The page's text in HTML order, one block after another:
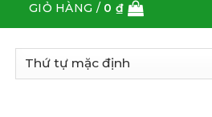
GIỎ HÀNG / 0 ₫